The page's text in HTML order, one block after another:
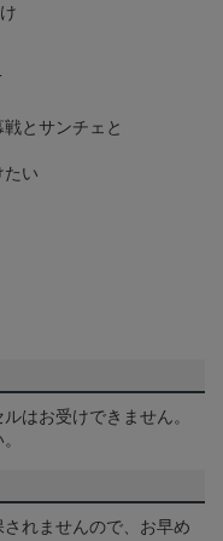
とサンチェと
い
はお受けできません。
れませんので、お早め